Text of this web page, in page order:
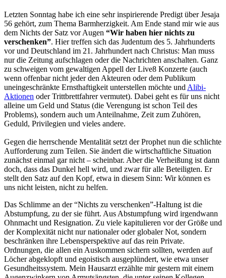
Letzten Sonntag habe ich eine sehr inspirierende Predigt über Jesaja
56 gehört, zum Thema Barmherzigkeit. Am Ende stand mir wie aus
dem Nichts der Satz vor Augen “Wir haben hier nichts zu
verschenken”. Hier treffen sich das Judentum des 5. Jahrhunderts
vor und Deutschland im 21. Jahrhundert nach Christus: Man muss
nur die Zeitung aufschlagen oder die Nachrichten anschalten. Ganz
zu schweigen vom gewaltigen Appell der Live8 Konzerte (auch
wenn offenbar nicht jeder den Akteuren oder dem Publikum
uneingeschränkte Ernsthaftigkeit unterstellen möchte und Alibi-
Aktionen oder Trittbrettfahrer vermutet). Dabei geht es für uns nicht
alleine um Geld und Status (die Verengung ist schon Teil des
Problems), sondern auch um Anteilnahme, Zeit zum Zuhören,
Geduld, Privilegien und vieles andere.
Gegen die herrschende Mentalität setzt der Prophet nun die schlichte
Aufforderung zum Teilen. Sie ändert die wirtschaftliche Situation
zunächst einmal gar nicht – scheinbar. Aber die Verheißung ist dann
doch, dass das Dunkel hell wird, und zwar für alle Beteiligten. Er
stellt den Satz auf den Kopf, etwa in diesem Sinn: Wir können es
uns nicht leisten, nicht zu helfen.
Das Schlimme an der “Nichts zu verschenken”-Haltung ist die
Abstumpfung, zu der sie führt. Aus Abstumpfung wird irgendwann
Ohnmacht und Resignation. Zu viele kapitulieren vor der Größe und
der Komplexität nicht nur nationaler oder globaler Not, sondern
beschränken ihre Lebensperspektive auf das rein Private.
Ordnungen, die allen ein Auskommen sichern sollten, werden auf
Löcher abgeklopft und egoistisch ausgeplündert, wie etwa unser
Gesundheitssystem. Mein Hausarzt erzählte mir gestern mit einem